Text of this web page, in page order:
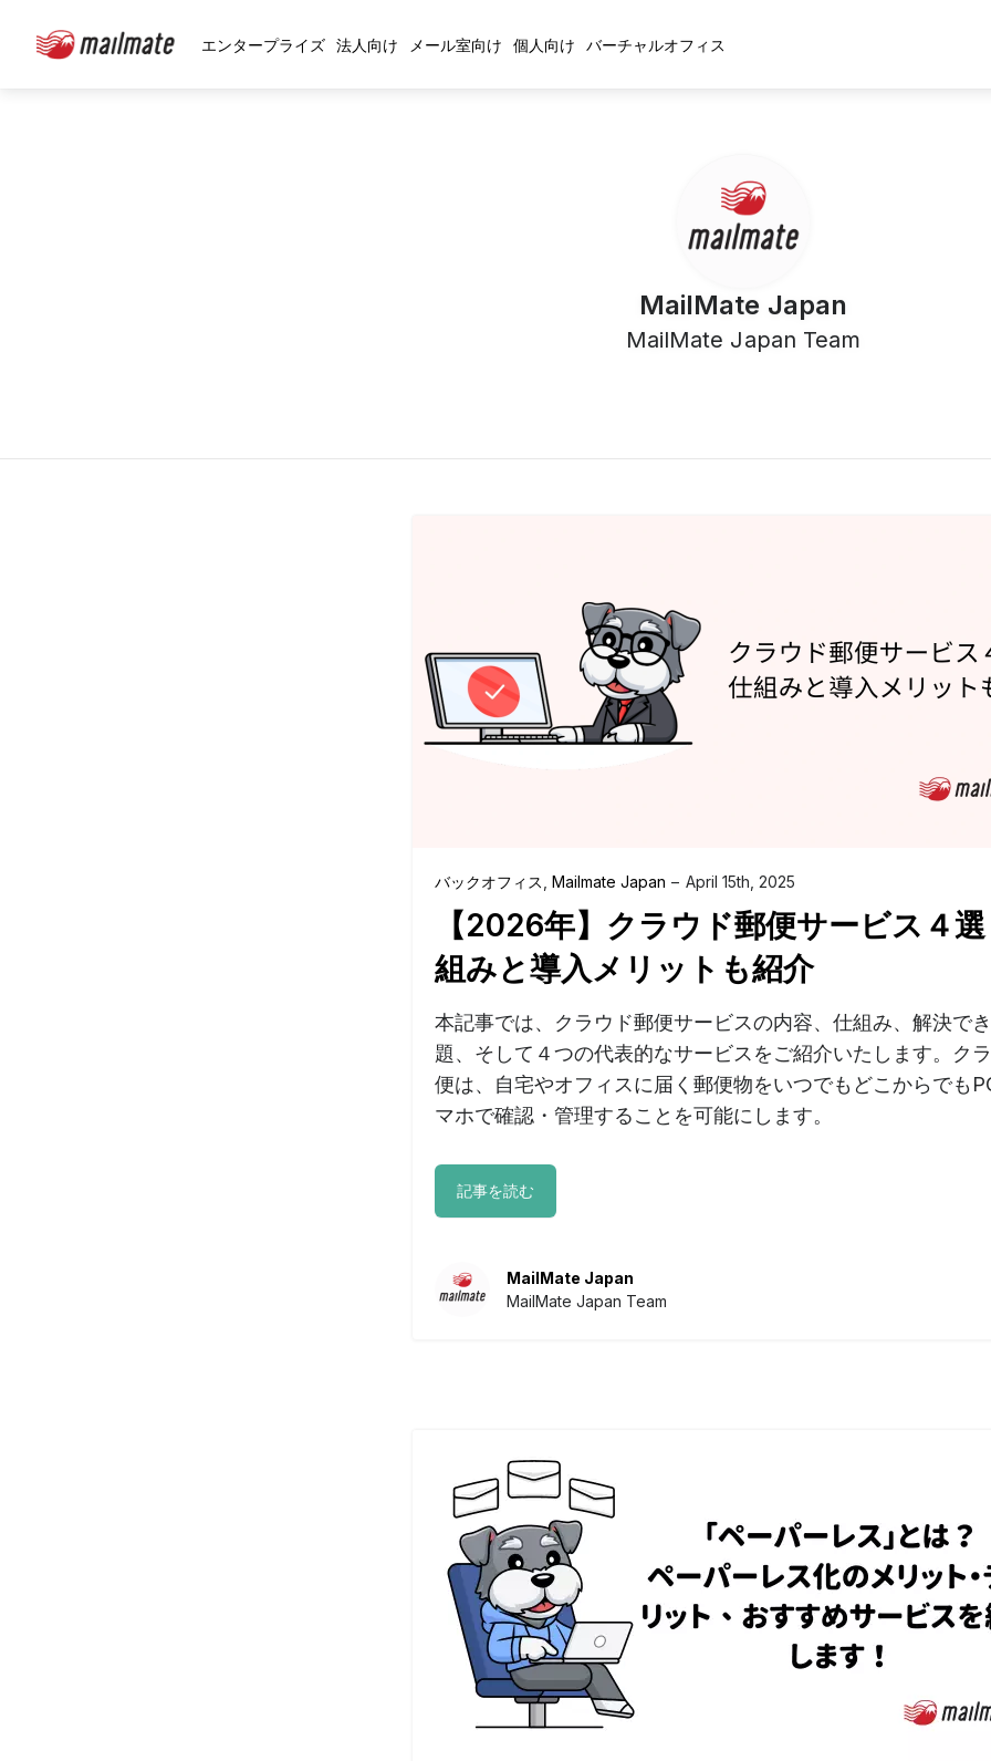
エンタープライズ 法人向け メール室向け 個人向け バーチャルオフィス
MailMate Japan
MailMate Japan Team
バックオフィス Mailmate Japan April 15th, 2025
【2026年】クラウド郵便サービス４
組みと導入メリットも紹介
本記事では、クラウド郵便サービスの内容、仕組み、解決で
題、そして４つの代表的なサービスをご紹介いたします。ク
便は、自宅やオフィスに届く郵便物をいつでもどこからでも
マホで確認・管理することを可能にします。
記事を読む
MailMate Japan
MailMate Japan Team